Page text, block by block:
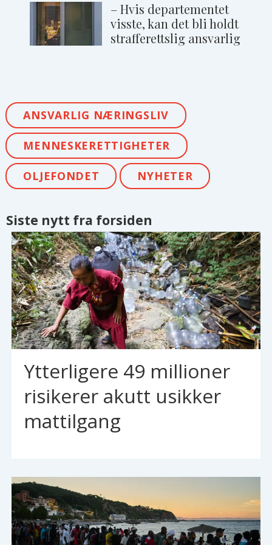
– Hvis departementet
visste, kan det bli holdt
strafferettslig ansvarlig
ANSVARLIG NÆRINGSLIV
MENNESKERETTIGHETER
OLJEFONDET NYHETER
Siste nytt fra forsiden
Ytterligere 49 millioner
risikerer akutt usikker
mattilgang